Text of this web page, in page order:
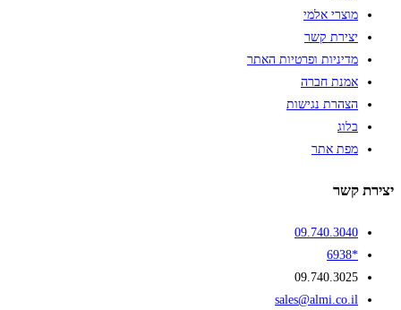
מוצרי אלמי
יצירת קשר
מדיניות ופרטיות האתר
אמנת חברה
הצהרת נגישות
בלוג
מפת אתר
יצירת קשר
09.740.3040
*6938
09.740.3025
sales@almi.co.il